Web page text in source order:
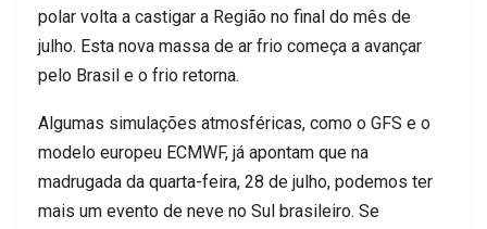
polar volta a castigar a Região no final do mês de
julho. Esta nova massa de ar frio começa a avançar
pelo Brasil e o frio retorna.
Algumas simulações atmosféricas, como o GFS e o
modelo europeu ECMWF, já apontam que na
madrugada da quarta-feira, 28 de julho, podemos ter
mais um evento de neve no Sul brasileiro. Se